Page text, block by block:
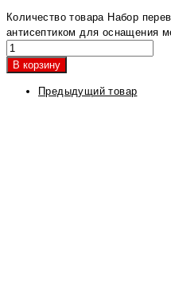
Количество товара Набор
антисептиком для оснащения
В корзину
Предыдущий товар